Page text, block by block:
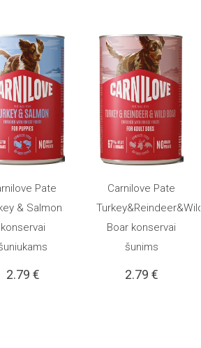
Pate
& Salmon
konservai
2.79 €
Į KREPŠELĮ
Carnilove Pate
Turkey&Reindeer&Wild
Boar konservai
šunims
2.79 €